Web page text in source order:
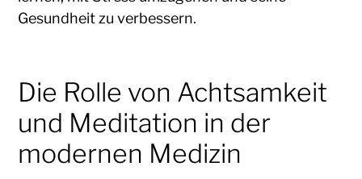
Gesundheit zu verbessern.
Die Rolle von Achtsamkeit
und Meditation in der
modernen Medizin